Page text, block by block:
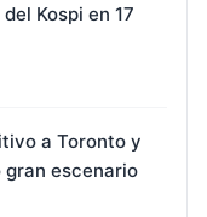
Kospi en 17
a Toronto y
gran escenario